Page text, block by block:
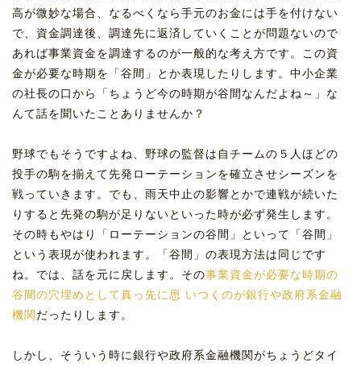
高が微妙な場合、なるべくなら手元のお金には手を付けない
で、資金調達後、調達先に返済していくことが問題ないので
あれば事業資金を調達するのが一般的な考え方です。この資
金が必要な時期を「谷間」とか表現したりします。中小企業
の社長の口から「ちょうど今の時期が谷間なんだよね～」な
んて話を聞いたことありませんか？
野球でもそうですよね、野球の監督は自チームの５人ほどの
投手の駒を揃えて先発ローテーションを確立させシーズンを
戦っていきます。でも、雨天中止の影響とかで連戦が続いた
りすると先発の駒が足りないといった時が必ず発生します。
その時もやはり「ローテーションの谷間」といって「谷間」
という表現が使われます。「谷間」の表現方法は同じです
ね。では、話を元に戻します。その事業資金が必要な時期の
谷間の穴埋めとして真っ先に思 いつくのが銀行や政府系金融
機関だったりします。
しかし、そういう時に銀行や政府系金融機関がちょうどタイ